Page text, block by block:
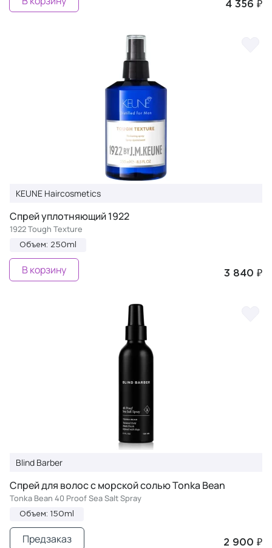
4 356 ₽
KEUNE Haircosmetics
Спрей уплотняющий 1922
1922 Tough Texture
Объем: 250ml
3 840 ₽
В корзину
Blind Barber
Спрей для волос с морской солью Tonka Bean
Tonka Bean 40 Proof Sea Salt Spray
Объем: 150ml
2 900 ₽
Предзаказ